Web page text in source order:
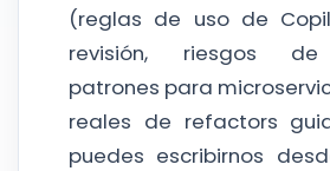
(reglas de uso de
revisión, riesgos de
patrones para
reales de refactors
puedes escribirnos